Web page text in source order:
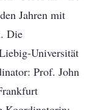
Jahren mit
Die
Universität
Prof. John